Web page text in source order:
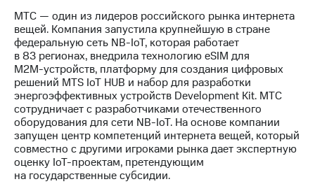
МТС — один из лидеров российского рынка интернета
вещей. Компания запустила крупнейшую в стране
федеральную сеть NB-IoT, которая работает
в 83 регионах, внедрила технологию eSIM для
М2М-устройств, платформу для создания цифровых
решений MTS IoT HUВ и набор для разработки
энергоэффективных устройств Development Kit. МТС
сотрудничает с разработчиками отечественного
оборудования для сети NB-IoT. На основе компании
запущен центр компетенций интернета вещей, который
совместно с другими игроками рынка дает экспертную
оценку IoT-проектам, претендующим
на государственные субсидии.